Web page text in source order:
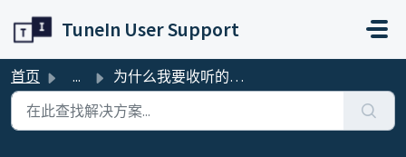
TuneIn User Support
首页 ... 为什么我要收听的电台一直在缓冲？